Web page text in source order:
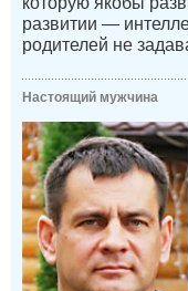
развитии —
родителей не
Настоящий мужчина